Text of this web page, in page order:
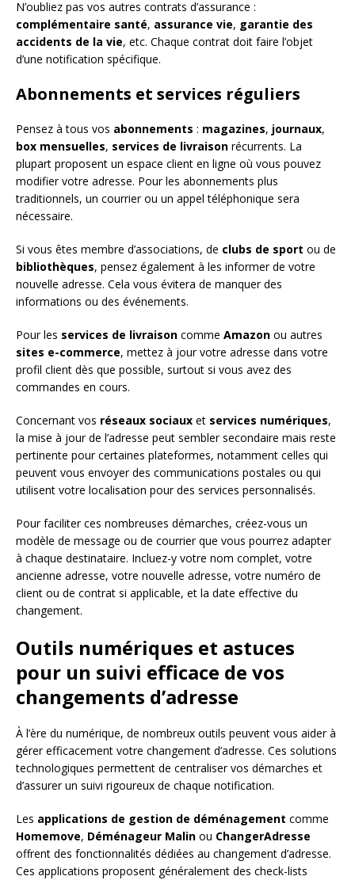
N’oubliez pas vos autres contrats d’assurance :
complémentaire santé, assurance vie, garantie des
accidents de la vie, etc. Chaque contrat doit faire l’objet
d’une notification spécifique.
Abonnements et services réguliers
Pensez à tous vos abonnements : magazines, journaux,
box mensuelles, services de livraison récurrents. La
plupart proposent un espace client en ligne où vous pouvez
modifier votre adresse. Pour les abonnements plus
traditionnels, un courrier ou un appel téléphonique sera
nécessaire.
Si vous êtes membre d’associations, de clubs de sport ou de
bibliothèques, pensez également à les informer de votre
nouvelle adresse. Cela vous évitera de manquer des
informations ou des événements.
Pour les services de livraison comme Amazon ou autres
sites e-commerce, mettez à jour votre adresse dans votre
profil client dès que possible, surtout si vous avez des
commandes en cours.
Concernant vos réseaux sociaux et services numériques,
la mise à jour de l’adresse peut sembler secondaire mais reste
pertinente pour certaines plateformes, notamment celles qui
peuvent vous envoyer des communications postales ou qui
utilisent votre localisation pour des services personnalisés.
Pour faciliter ces nombreuses démarches, créez-vous un
modèle de message ou de courrier que vous pourrez adapter
à chaque destinataire. Incluez-y votre nom complet, votre
ancienne adresse, votre nouvelle adresse, votre numéro de
client ou de contrat si applicable, et la date effective du
changement.
Outils numériques et astuces
pour un suivi efficace de vos
changements d’adresse
À l’ère du numérique, de nombreux outils peuvent vous aider à
gérer efficacement votre changement d’adresse. Ces solutions
technologiques permettent de centraliser vos démarches et
d’assurer un suivi rigoureux de chaque notification.
Les applications de gestion de déménagement comme
Homemove, Déménageur Malin ou ChangerAdresse
offrent des fonctionnalités dédiées au changement d’adresse.
Ces applications proposent généralement des check-lists